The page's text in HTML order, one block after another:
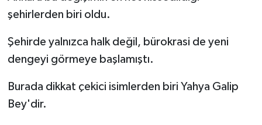
şehirlerden biri oldu.
Şehirde yalnızca halk değil, bürokrasi de yeni
dengeyi görmeye başlamıştı.
Burada dikkat çekici isimlerden biri Yahya Galip
Bey'dir.